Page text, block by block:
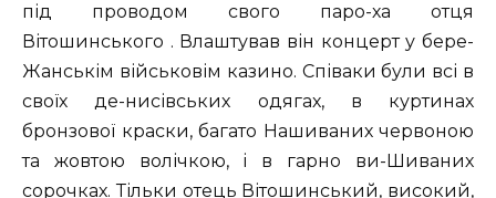
під проводом свого паро-ха отця
Вітошинського . Влаштував він концерт у бере-
Жанськім військовім казино. Співаки були всі в
своїх де-нисівських одягах, в куртинах
бронзової краски, багато Нашиваних червоною
та жовтою волічкою, і в гарно ви-Шиваних
сорочках. Тільки отець Вітошинський, високий,